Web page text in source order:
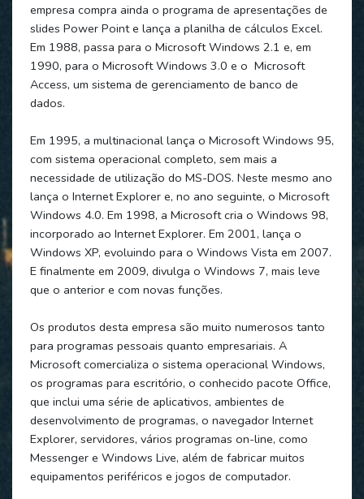
empresa compra ainda o programa de apresentações de
slides Power Point e lança a planilha de cálculos Excel.
Em 1988, passa para o Microsoft Windows 2.1 e, em
1990, para o Microsoft Windows 3.0 e o Microsoft
Access, um sistema de gerenciamento de banco de
dados.
Em 1995, a multinacional lança o Microsoft Windows 95,
com sistema operacional completo, sem mais a
necessidade de utilização do MS-DOS. Neste mesmo ano
lança o Internet Explorer e, no ano seguinte, o Microsoft
Windows 4.0. Em 1998, a Microsoft cria o Windows 98,
incorporado ao Internet Explorer. Em 2001, lança o
Windows XP, evoluindo para o Windows Vista em 2007.
E finalmente em 2009, divulga o Windows 7, mais leve
que o anterior e com novas funções.
Os produtos desta empresa são muito numerosos tanto
para programas pessoais quanto empresariais. A
Microsoft comercializa o sistema operacional Windows,
os programas para escritório, o conhecido pacote Office,
que inclui uma série de aplicativos, ambientes de
desenvolvimento de programas, o navegador Internet
Explorer, servidores, vários programas on-line, como
Messenger e Windows Live, além de fabricar muitos
equipamentos periféricos e jogos de computador.